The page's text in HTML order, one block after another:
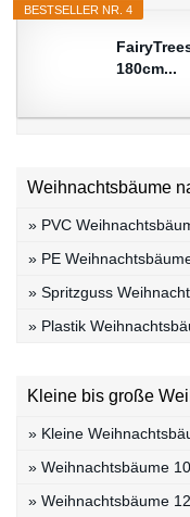
BESTSELLER NR. 4
180cm...
Weihnachtsbäume
» PVC
» PE
» Spritzguss
» Plastik
Kleine bis große
» Kleine
» Weihnachtsbäume
» Weihnachtsbäume